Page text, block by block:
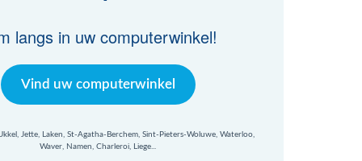
langs in uw computerwinkel!
Vind uw computerwinkel
Jette, Laken, St-Agatha-Berchem, Sint-Pieters-Woluwe, Waterloo,
Waver, Namen, Charleroi, Liege...